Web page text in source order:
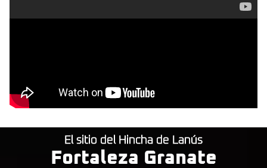
El sitio del Hincha de Lanús
Fortaleza Granate